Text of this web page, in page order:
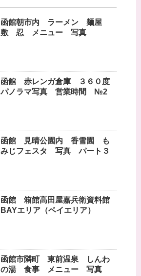
函館朝市内 ラーメン 麺屋
敷 忍 メニュー 写真
函館 赤レンガ倉庫 ３６０度
パノラマ写真 営業時間 №2
函館 見晴公園内 香雪園 も
みじフェスタ 写真 パート３
函館 箱館高田屋嘉兵衛資料館
BAYエリア（ベイエリア）
函館市隣町 東前温泉 しんわ
の湯 食事 メニュー 写真